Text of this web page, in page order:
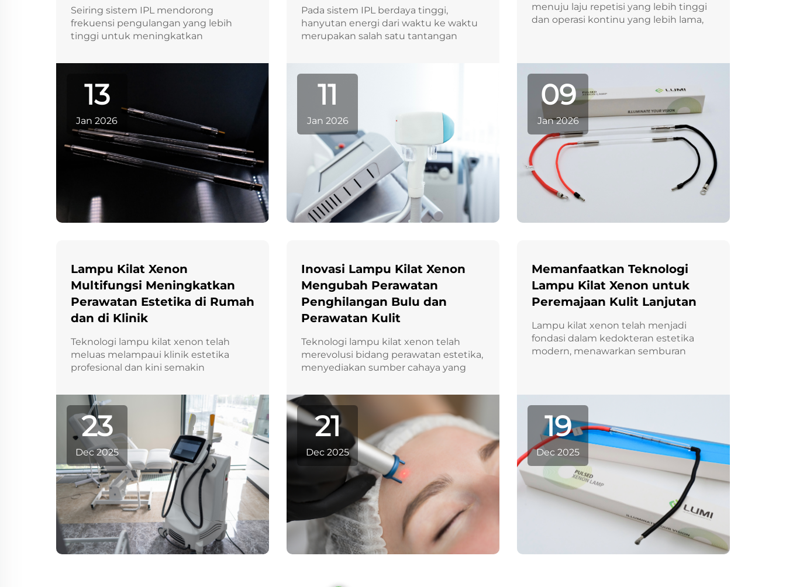
Seiring sistem IPL mendorong
frekuensi pengulangan yang lebih
tinggi untuk meningkatkan
kerja, sejumlah keterbatasan yang
xenon tradisional menjadi semakin
nyata. Apa yang dulu beroperasi
dengan nyaman pada frekuensi
rendah hingga sedang...
13
Jan 2026
Pada sistem IPL berdaya tinggi,
hanyutan energi dari waktu ke waktu
merupakan salah satu tantangan
Meskipun fenomena ini sering
dikaitkan dengan catu daya atau
jangka panjang menunjukkan bahwa
degradasi komponen optik—terutama
lampu xenon—berperan signifikan
dalam ketidakstabilan keluaran energi.
11
Jan 2026
menuju laju repetisi yang lebih tinggi
dan operasi kontinu yang lebih lama,
layanan telah ...
09
Jan 2026
Lampu Kilat Xenon
Multifungsi Meningkatkan
Perawatan Estetika di Rumah
dan di Klinik
Teknologi lampu kilat xenon telah
meluas melampaui klinik estetika
profesional dan kini semakin
kecantikan multifungsi untuk
penggunaan klinis maupun di rumah.
Dengan menghasilkan pulsa cahaya
berintensitas tinggi yang singkat dan
spektrum luas...
23
Dec 2025
Inovasi Lampu Kilat Xenon
Mengubah Perawatan
Penghilangan Bulu dan
Perawatan Kulit
Teknologi lampu kilat xenon telah
merevolusi bidang perawatan estetika,
menyediakan sumber cahaya yang
penghilangan bulu, peremajaan kulit,
serta terapi dermatologis yang
terfokus. Berbeda dengan sistem
cahaya kontinu konvensional...
21
Dec 2025
Memanfaatkan Teknologi
Lampu Kilat Xenon untuk
Peremajaan Kulit Lanjutan
Lampu kilat xenon telah menjadi
fondasi dalam kedokteran estetika
modern, menawarkan semburan
xenon mengeluarkan pulsa singkat
yang intens...
19
Dec 2025